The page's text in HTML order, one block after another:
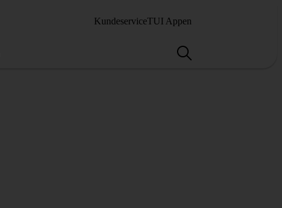
KundeserviceTUI Appen